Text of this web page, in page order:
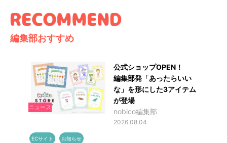
編集部おすすめ
ニュース
公式ショップOPEN！
編集部発「あったらいい
な」を形にした3アイテム
が登場
nobico編集部
2026.08.04
ECサイト お知らせ